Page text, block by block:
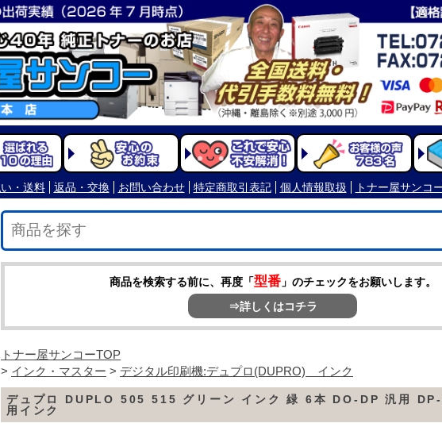
商品を検索する前に、再度「型番」のチェックをお願いします。
⇒詳しくはコチラ
トナー屋サンコーTOP
> インク・マスター > デジタル印刷機:デュプロ(DUPRO) インク
デュプロ DUPLO 505 515 グリーン インク 緑 6本 DO-DP 汎用
用インク